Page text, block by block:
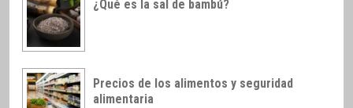
¿Qué es la sal de bambú?
Precios de los alimentos y seguridad
alimentaria